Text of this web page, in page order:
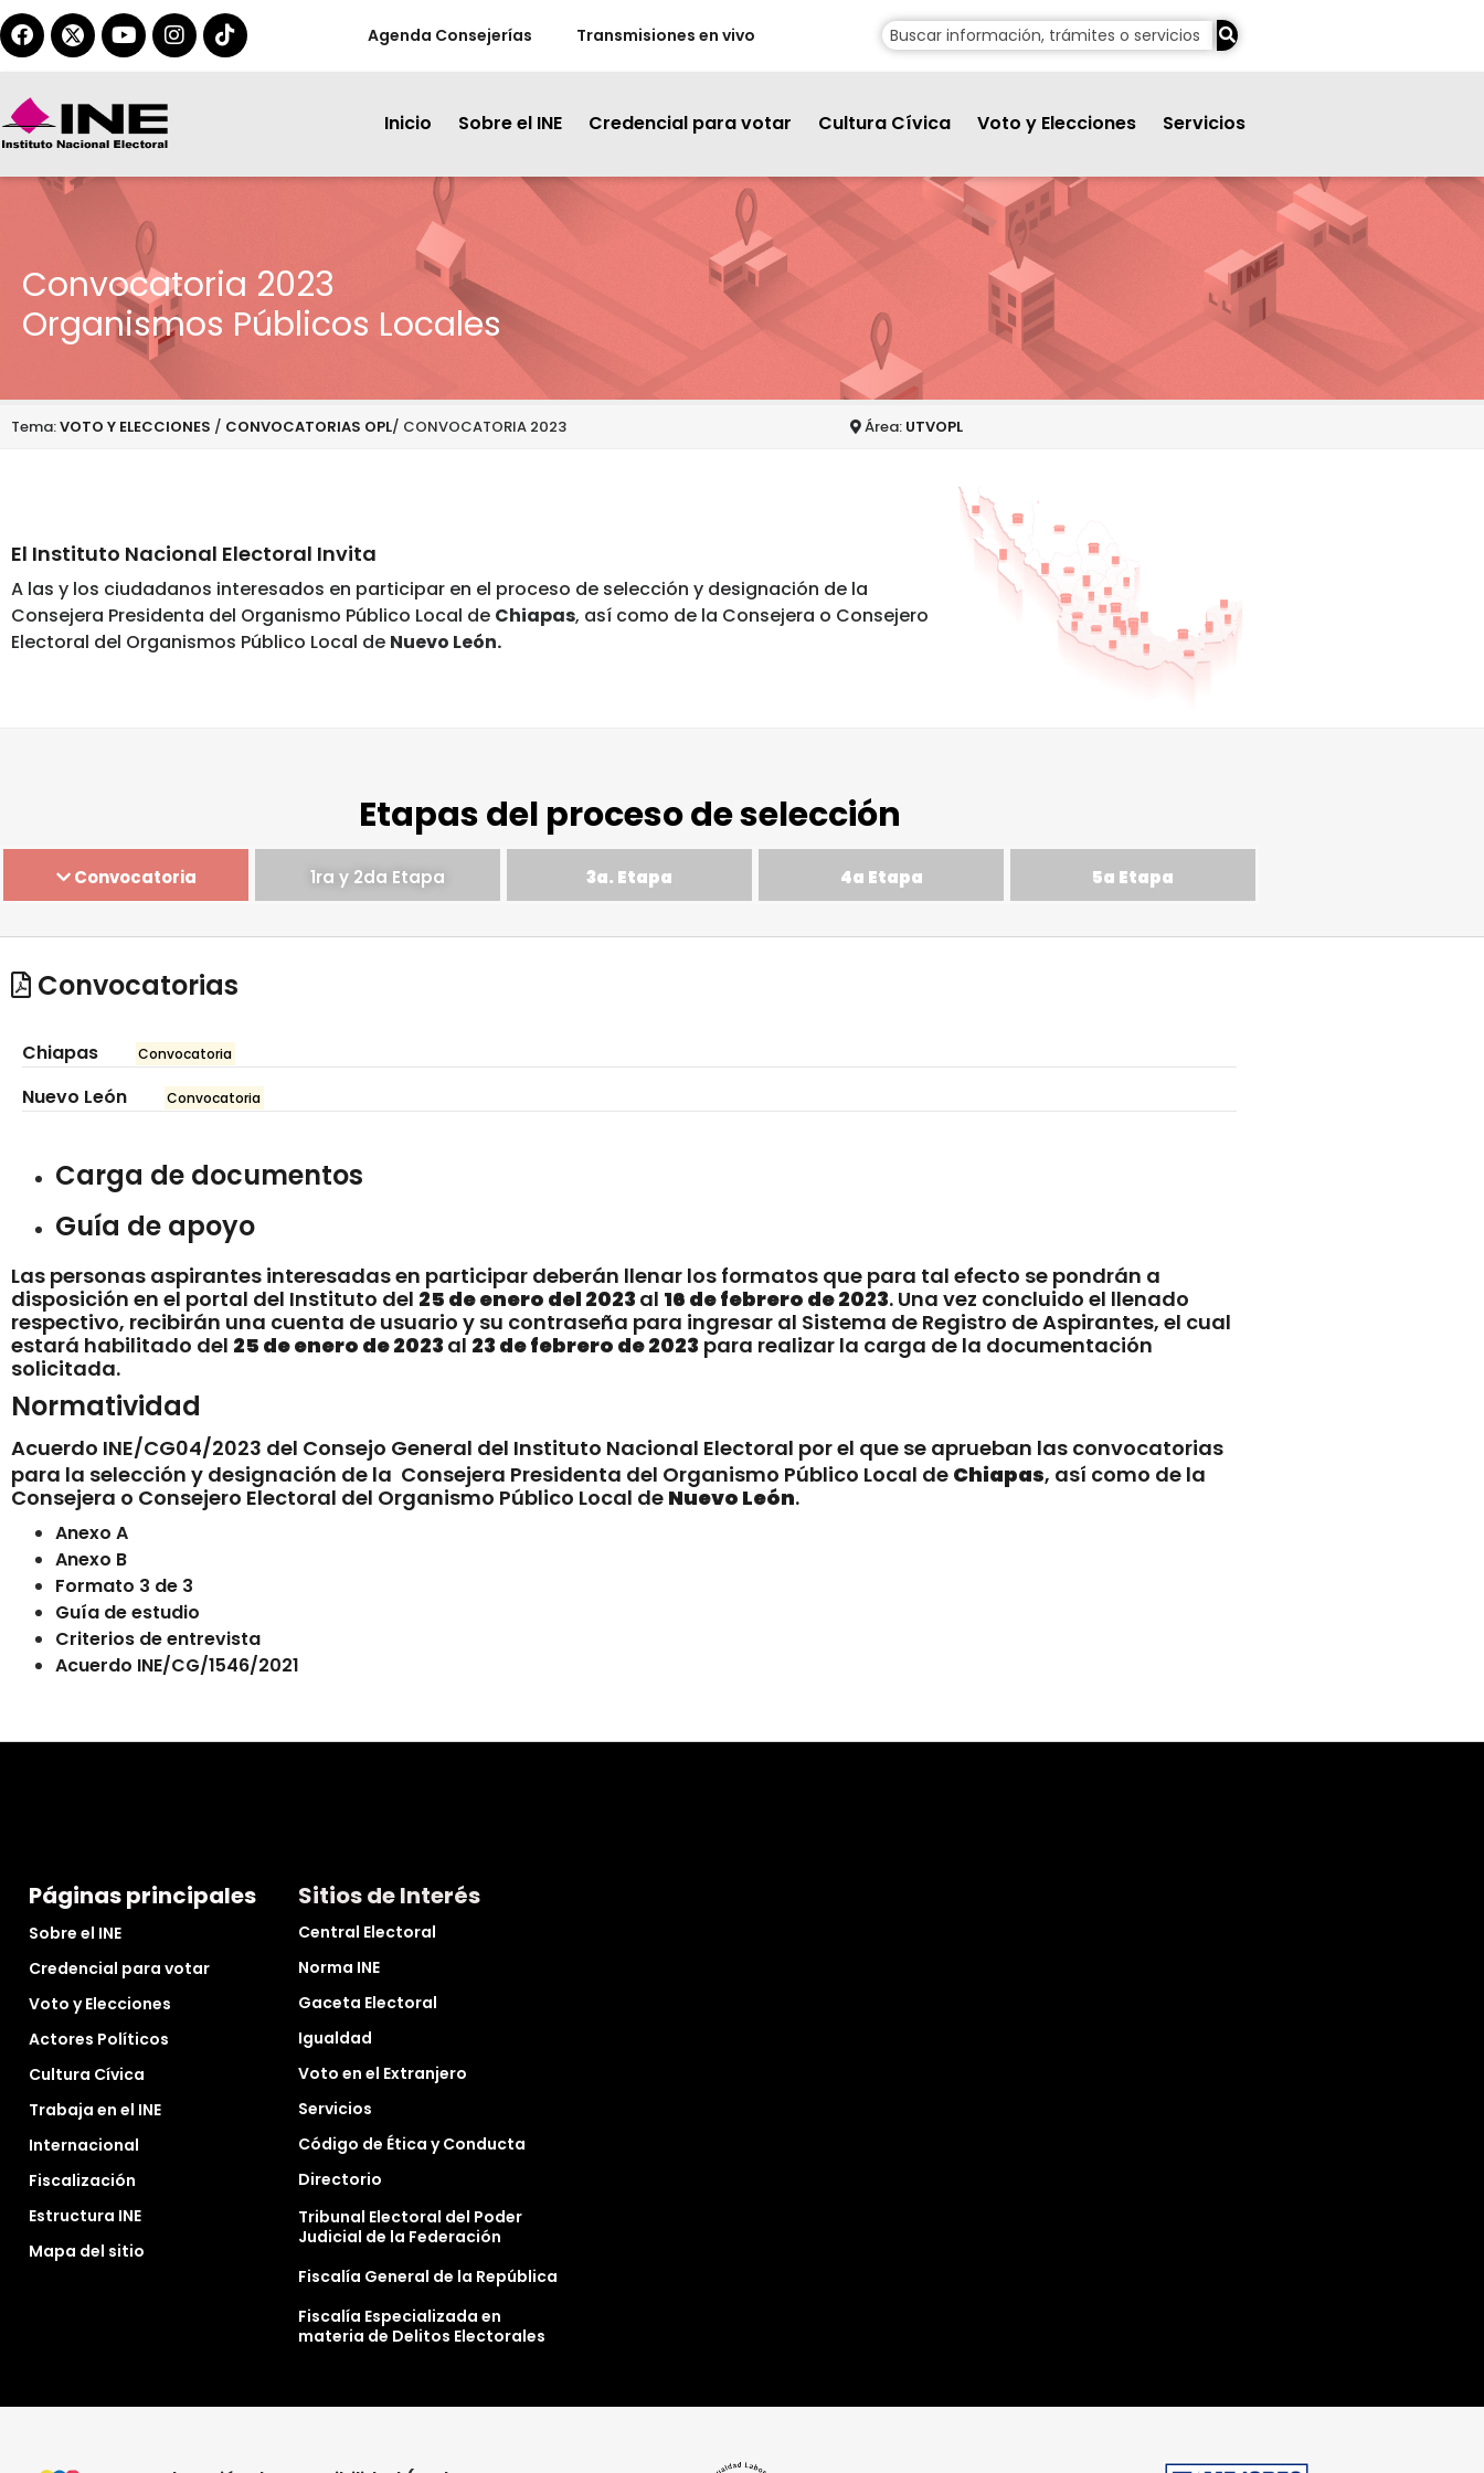
Agenda Consejerías Transmisiones en vivo
Inicio Sobre el INE Credencial para votar Cultura Cívica Voto y Elecciones Servicios
Convocatoria 2023
Organismos Públicos Locales
Tema:VOTO Y ELECCIONES / CONVOCATORIAS OPL/ CONVOCATORIA 2023 Área: UTVOPL
El Instituto Nacional Electoral Invita
A las y los ciudadanos interesados en participar en el proceso de selección y designación de la
Consejera Presidenta del Organismo Público Local de Chiapas, así como de la Consejera o Consejero
Electoral del Organismos Público Local de Nuevo León.
Etapas del proceso de selección
Convocatoria 1ra y 2da Etapa 3a. Etapa 4a Etapa 5a Etapa
Convocatorias
Chiapas Convocatoria
Nuevo León Convocatoria
Carga de documentos
Guía de apoyo
Las personas aspirantes interesadas en participar deberán llenar los formatos que para tal efecto se pondrán a
disposición en el portal del Instituto del 25 de enero del 2023 al 16 de febrero de 2023. Una vez concluido el llenado
respectivo, recibirán una cuenta de usuario y su contraseña para ingresar al Sistema de Registro de Aspirantes, el cual
estará habilitado del 25 de enero de 2023 al 23 de febrero de 2023 para realizar la carga de la documentación
solicitada.
Normatividad
Acuerdo INE/CG04/2023 del Consejo General del Instituto Nacional Electoral por el que se aprueban las convocatorias
para la selección y designación de la Consejera Presidenta del Organismo Público Local de Chiapas, así como de la
Consejera o Consejero Electoral del Organismo Público Local de Nuevo León.
Anexo A
Anexo B
Formato 3 de 3
Guía de estudio
Criterios de entrevista
Acuerdo INE/CG/1546/2021
Páginas principales
Sobre el INE
Credencial para votar
Voto y Elecciones
Actores Políticos
Cultura Cívica
Trabaja en el INE
Internacional
Fiscalización
Estructura INE
Mapa del sitio
Sitios de Interés
Central Electoral
Norma INE
Gaceta Electoral
Igualdad
Voto en el Extranjero
Servicios
Código de Ética y Conducta
Directorio
Tribunal Electoral del Poder
Judicial de la Federación
Fiscalía General de la República
Fiscalía Especializada en
materia de Delitos Electorales